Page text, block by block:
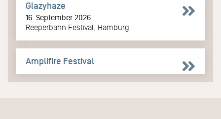
Glazyhaze
16. September 2026
Reeperbahn Festival, Hamburg
Amplifire Festival